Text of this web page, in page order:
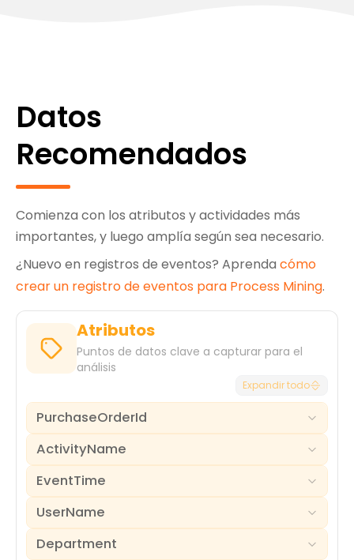
Datos
Recomendados
Comienza con los atributos y actividades más
importantes, y luego amplía según sea necesario.
¿Nuevo en registros de eventos? Aprenda cómo
crear un registro de eventos para Process Mining.
Atributos
Puntos de datos clave a capturar para el
análisis
Expandir todo
PurchaseOrderId
El identificador único para un documento de orden
principal del caso para el proceso.
Por qué es importante
Es el atributo fundamental que conecta todos
ActivityName
El nombre del event o task de negocio específico
de vida de la orden de compra.
Por qué es importante
EventTime
El timestamp exacto que indica cuándo ocurrió
UserName
El nombre o ID del usuario que realizó una actividad
Department